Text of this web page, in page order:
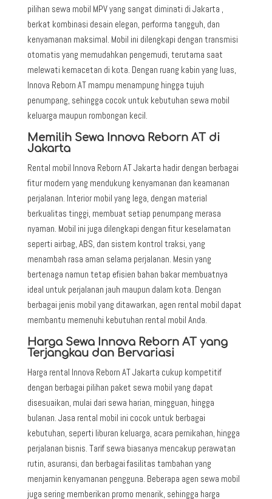
pilihan sewa mobil MPVyang sangat diminati di Jakarta ,
berkat kombinasi desain elegan, performa tangguh, dan
kenyamanan maksimal. Mobil ini dilengkapi dengan transmisi
otomatis yang memudahkan pengemudi, terutama saat
melewati kemacetan di kota. Dengan ruang kabin yang luas,
Innova Reborn AT mampu menampung hingga tujuh
penumpang, sehingga cocok untuk kebutuhan sewa mobil
keluarga maupun rombongan kecil.
Memilih Sewa Innova Reborn AT di
Jakarta
Rental mobil Innova Reborn ATJakarta hadir dengan berbagai
fitur modern yang mendukung kenyamanan dan keamanan
perjalanan. Interior mobil yang lega, dengan material
berkualitas tinggi, membuat setiap penumpang merasa
nyaman. Mobil ini juga dilengkapi dengan fitur keselamatan
seperti airbag, ABS, dan sistem kontrol traksi, yang
menambah rasa aman selama perjalanan. Mesin yang
bertenaga namun tetap efisien bahan bakar membuatnya
ideal untuk perjalanan jauh maupun dalam kota. Dengan
berbagai jenis mobil yang ditawarkan, agen rental mobil dapat
membantu memenuhi kebutuhan rental mobil Anda.
Harga Sewa Innova Reborn AT yang
Terjangkau dan Bervariasi
Harga rental Innova Reborn ATJakarta cukup kompetitif
dengan berbagai pilihan paket sewa mobil yang dapat
disesuaikan, mulai dari sewa harian, mingguan, hingga
bulanan. Jasa rental mobil ini cocok untuk berbagai
kebutuhan, seperti liburan keluarga, acara pernikahan, hingga
perjalanan bisnis. Tarif sewa biasanya mencakup perawatan
rutin, asuransi, dan berbagai fasilitas tambahan yang
menjamin kenyamanan pengguna. Beberapa agen sewa mobil
juga sering memberikan promo menarik, sehingga harga